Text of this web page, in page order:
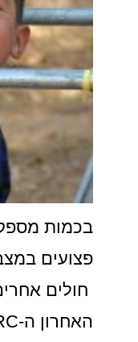
פצועים
חולים